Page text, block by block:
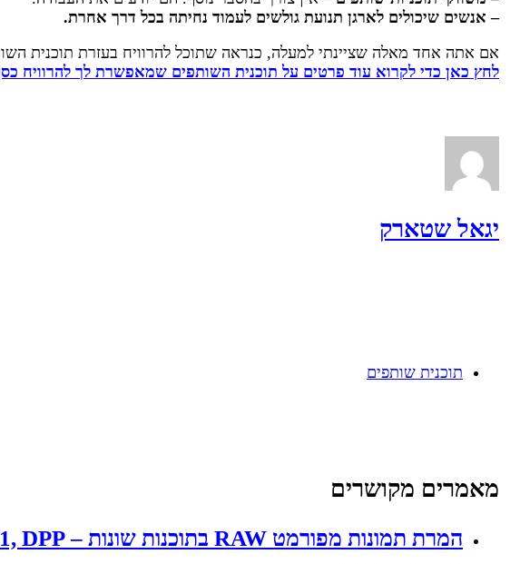
– אנשים שיכולים לארגן תנועת גולשים לעמוד נחיתה בכל דרך אחרת.
אם אתה אחד מאלה שציינתי למעלה, כנראה שתוכל להרוויח בעזרת תוכנית
לחץ כאן כדי לקרוא עוד פרטים על תוכנית השותפים שמאפשרת לך להרוויח
יגאל שטארק
תוכנית שותפים
מאמרים מקושרים
המרת תמונות מפורמט RAW בתוכנות שונות – LR, C1, DPP